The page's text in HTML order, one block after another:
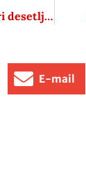
Vladao je četiri desetljeća, ali njegovu sahranu bojkotirala je većina svjetskih državnika: 44 godine kasnije, ekshumirali su tijelo
E-mail